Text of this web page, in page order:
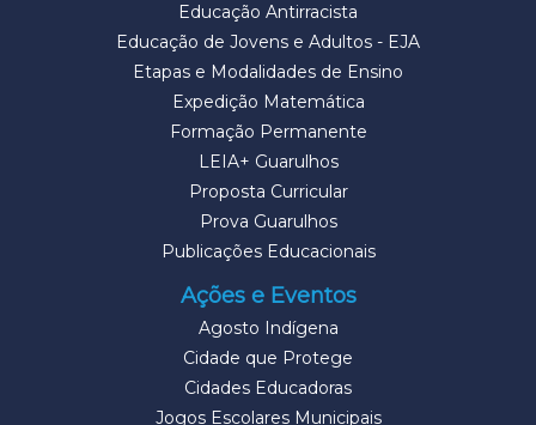
Educação Antirracista
Educação de Jovens e Adultos - EJA
Etapas e Modalidades de Ensino
Expedição Matemática
Formação Permanente
LEIA+ Guarulhos
Proposta Curricular
Prova Guarulhos
Publicações Educacionais
Ações e Eventos
Agosto Indígena
Cidade que Protege
Cidades Educadoras
Jogos Escolares Municipais